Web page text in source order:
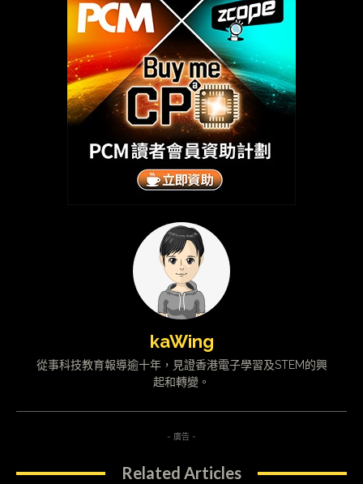
kaWing
從事科技教育報導逾十年，見證香港電子學習及STEM的興
起和轉變。
- 廣告 -
Related Articles